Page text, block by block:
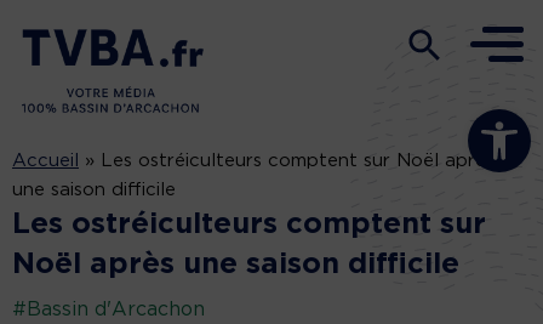
Ouvrir la
Accueil »
Les ostréiculteurs comptent sur Noël après
une saison difficile
Les ostréiculteurs comptent sur
Noël après une saison difficile
#Bassin d'Arcachon